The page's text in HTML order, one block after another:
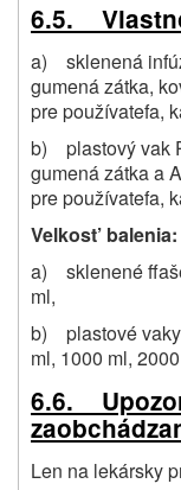
6.5.
a) sklenená
gumená zátka,
pre používatefa,
b) plastový vak
gumená zátka a
pre používatefa,
Velkost’ balenia:
a) sklenené
ml,
b) plastové
ml, 1000 ml,
6.6.
Len na lekársky